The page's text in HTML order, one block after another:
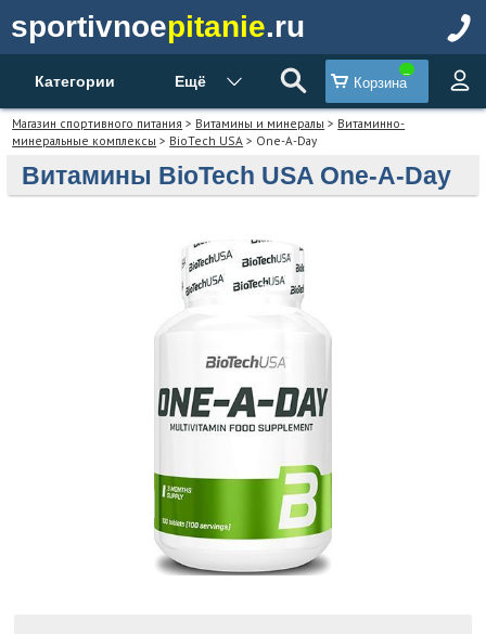
sportivnoepitanie.ru
Категории Ещё Корзина
Магазин спортивного питания > Витамины и минералы > Витаминно-
минеральные комплексы > BioTech USA > One-A-Day
Витамины BioTech USA One-A-Day